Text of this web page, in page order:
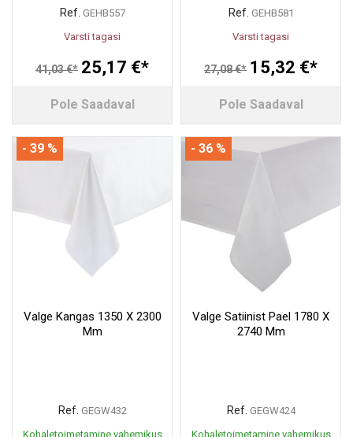
Ref. GEHB557
Varsti tagasi
41,03 €* 25,17 €*
Pole Saadaval
Ref. GEHB581
Varsti tagasi
27,08 €* 15,32 €*
Pole Saadaval
Valge Kangas 1350 X 2300
Mm
Ref. GEGW432
Kohaletoimetamine vahemikus
- 39 %
Valge Satiinist Pael 1780 X
2740 Mm
Ref. GEGW424
Kohaletoimetamine vahemikus
- 36 %